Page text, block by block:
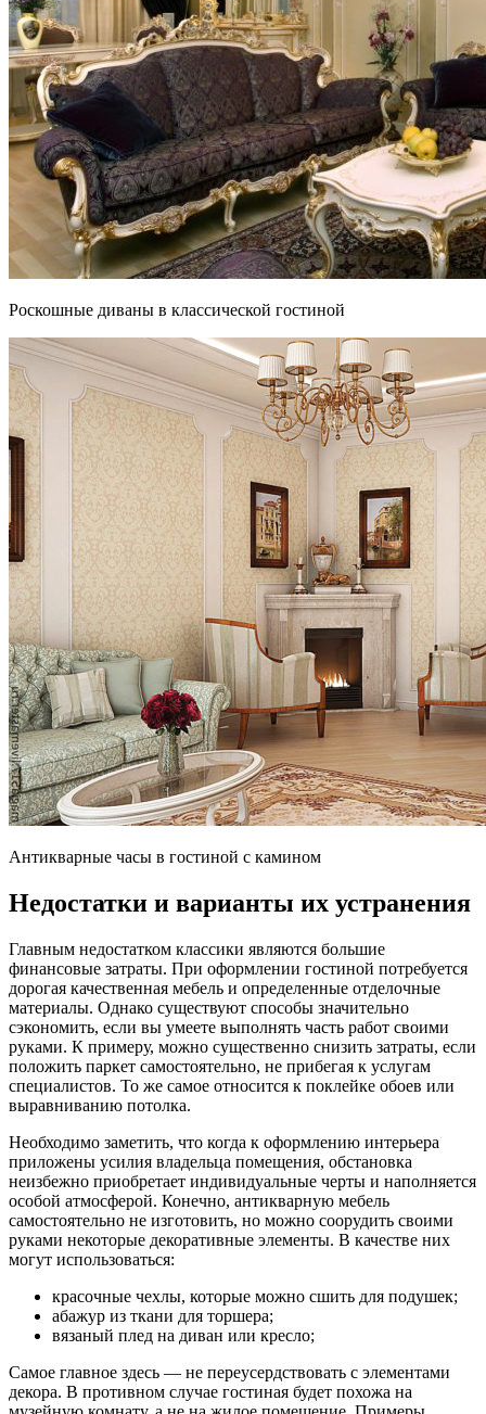
Роскошные диваны в классической гостиной
Антикварные часы в гостиной с камином
Недостатки и варианты их устранения
Главным недостатком классики являются большие
финансовые затраты. При оформлении гостиной потребуется
дорогая качественная мебель и определенные отделочные
материалы. Однако существуют способы значительно
сэкономить, если вы умеете выполнять часть работ своими
руками. К примеру, можно существенно снизить затраты, если
положить паркет самостоятельно, не прибегая к услугам
специалистов. То же самое относится к поклейке обоев или
выравниванию потолка.
Необходимо заметить, что когда к оформлению интерьера
приложены усилия владельца помещения, обстановка
неизбежно приобретает индивидуальные черты и наполняется
особой атмосферой. Конечно, антикварную мебель
самостоятельно не изготовить, но можно соорудить своими
руками некоторые декоративные элементы. В качестве них
могут использоваться:
красочные чехлы, которые можно сшить для подушек;
абажур из ткани для торшера;
вязаный плед на диван или кресло;
Самое главное здесь — не переусердствовать с элементами
декора. В противном случае гостиная будет похожа на